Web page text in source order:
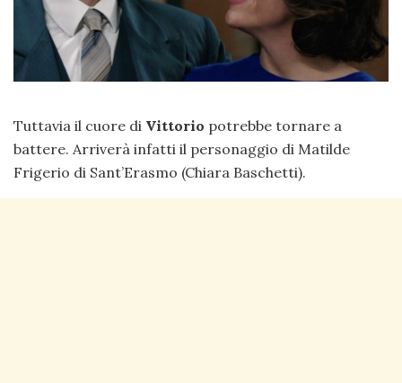
Tuttavia il cuore di Vittorio potrebbe tornare a
battere. Arriverà infatti il personaggio di Matilde
Frigerio di Sant’Erasmo (Chiara Baschetti).